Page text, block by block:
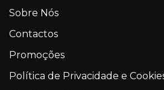
Sobre Nós
Contactos
Promoções
Política de Privacidade e